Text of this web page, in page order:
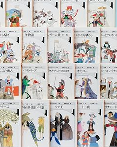
間の愚かさ肯定する力」
訳家・演劇評論家の松岡和子